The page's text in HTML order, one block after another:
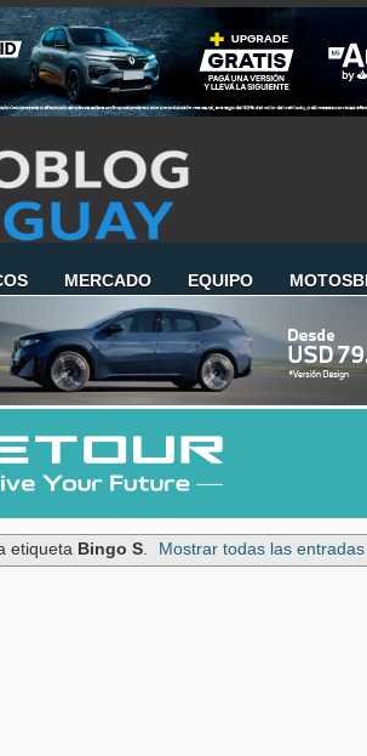
MERCADO EQUIPO
etiqueta Bingo S. Mostrar todas las entradas